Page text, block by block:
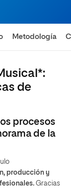
Metodología
de
procesos
de la
producción y
Gracias